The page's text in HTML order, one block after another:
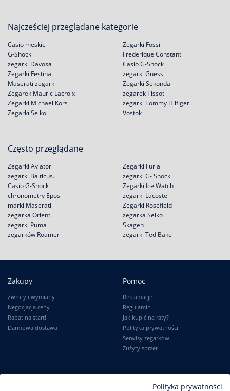
Najcześciej przeglądane kategorie
Casio męskie
G-Shock
zegarki Davosa
Zegarki Festina
Zegarki Fossil
Frederique Constant
Casio G-Shock
zegarki Guess
Maserati zegarki
Zegarek Mauric Lacroix
Zegarki Michael Kors
Zegarki Seiko
Zegarki Sekonda
zegarek Tissot
zegarki Tommy Hilfiger.
Vostok
Często przeglądane
Zegarki Aviator
zegarki Balticus.
Casio G-Shock
chronometry Epos
Zegarki Furla
zegarki G- Shock
Zegarki Ice Watch
zegarki Lacoste
marki Maserati
zegarka Orient
zegarki Puma
zegarków Roamer
Zegarki Rosefield
zegarka Seiko
Skagen
zegarki Ted Bake
Zakupy
Zwroty i wymiany
Negocjacja ceny
Rabat na start!
Darmowa dostawa
Pomoc
Reklamacje
Regulamin
Jak kupić na raty?
Polityka prywatności
Serwisy zegarków
Zużyty sprzęt
InformacjePolityka prywatności